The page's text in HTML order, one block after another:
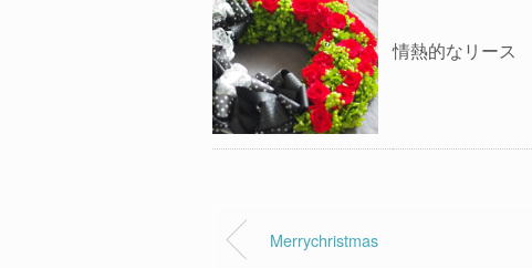
情熱的なリース
Merrychristmas